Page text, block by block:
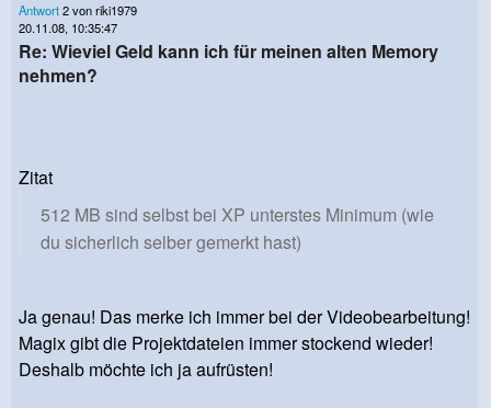
Antwort2 von riki1979
20.11.08, 10:35:47
Re: Wieviel Geld kann ich für meinen alten Memory
nehmen?
Zitat
512 MB sind selbst bei XP unterstes Minimum (wie
du sicherlich selber gemerkt hast)
Ja genau! Das merke ich immer bei der Videobearbeitung!
Magix gibt die Projektdateien immer stockend wieder!
Deshalb möchte ich ja aufrüsten!